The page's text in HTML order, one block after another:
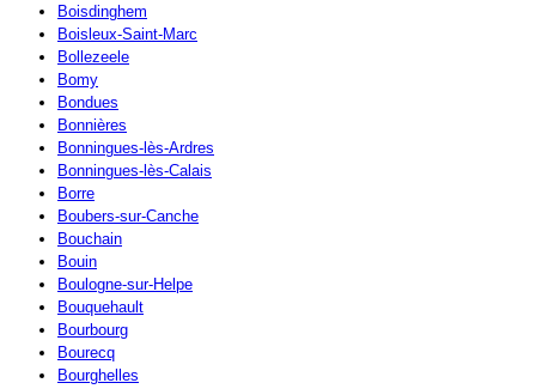
Boisdinghem
Boisleux-Saint-Marc
Bollezeele
Bomy
Bondues
Bonnières
Bonningues-lès-Ardres
Bonningues-lès-Calais
Borre
Boubers-sur-Canche
Bouchain
Bouin
Boulogne-sur-Helpe
Bouquehault
Bourbourg
Bourecq
Bourghelles